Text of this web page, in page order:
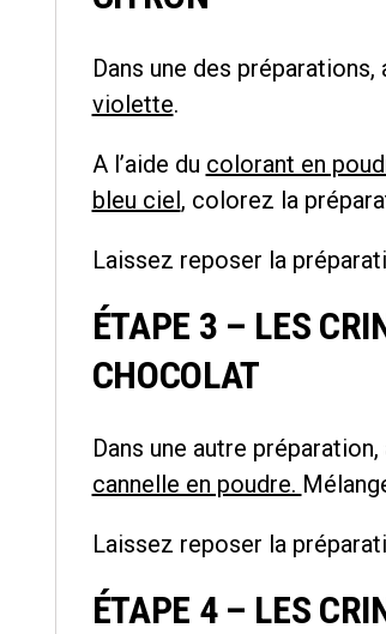
Dans une des préparations,
violette.
A l’aide du colorant en
bleu ciel, colorez la
Laissez reposer la
ÉTAPE 3 – LES
CHOCOLAT
Dans une autre
cannelle en poudre.
Laissez reposer la
ÉTAPE 4 – LES